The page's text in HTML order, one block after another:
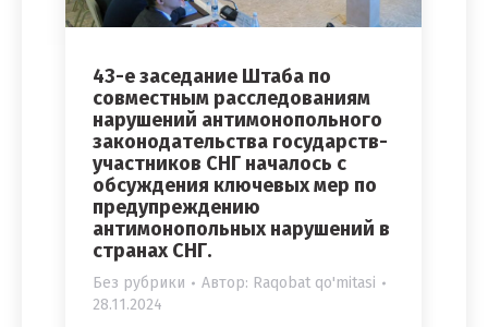
43-е заседание Штаба по
совместным расследованиям
нарушений антимонопольного
законодательства государств-
участников СНГ началось с
обсуждения ключевых мер по
предупреждению
антимонопольных нарушений в
странах СНГ.
Без рубрики Автор: Raqobat qo'mitasi
28.11.2024